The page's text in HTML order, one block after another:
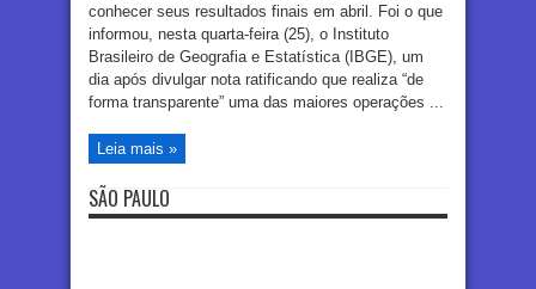
conhecer seus resultados finais em abril. Foi o que
informou, nesta quarta-feira (25), o Instituto
Brasileiro de Geografia e Estatística (IBGE), um
dia após divulgar nota ratificando que realiza “de
forma transparente” uma das maiores operações ...
Leia mais »
SÃO PAULO